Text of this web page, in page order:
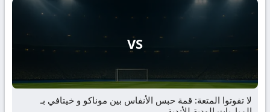
VS
لا تفوتوا المتعة: قمة حبس الأنفاس بين موناكو و خيتافي بـ